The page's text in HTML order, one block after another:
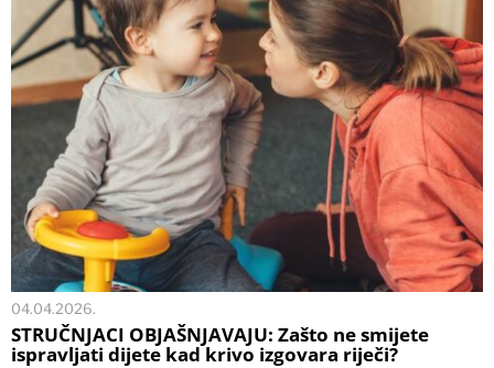
04.04.2026.
STRUČNJACI OBJAŠNJAVAJU: Zašto ne smijete
ispravljati dijete kad krivo izgovara riječi?